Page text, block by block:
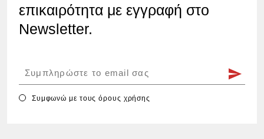
επικαιρότητα με εγγραφή στο
Newsletter.
Συμφωνώ με τουςόρους χρήσης